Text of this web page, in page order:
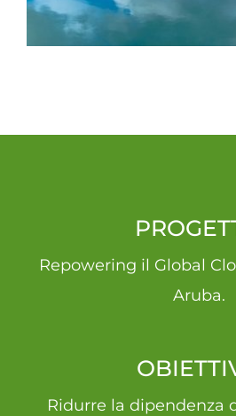
Repowering il Global
Aruba.
Ridurre la dipendenza